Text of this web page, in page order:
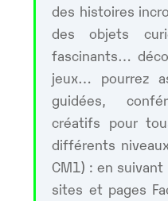
des histoires
des objets
fascinants…
jeux… pourrez
guidées,
créatifs pour
différents
CM1) : en
sites et pages